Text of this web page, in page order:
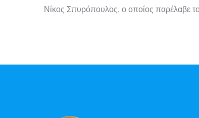
Νίκος Σπυρόπουλος, ο οποίος παρέλαβε